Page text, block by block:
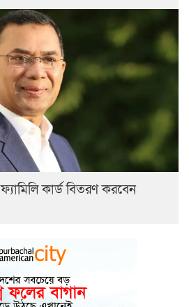
কার্ড বিতরণ করবেন